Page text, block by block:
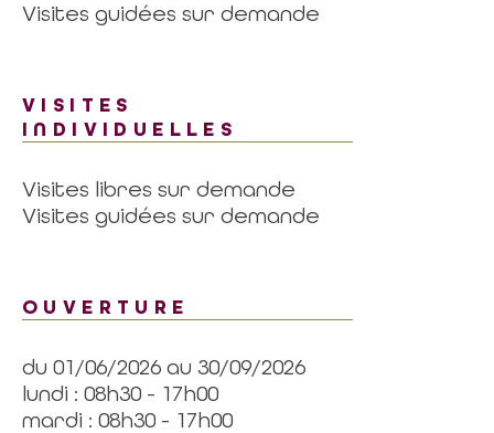
Visites guidées sur demande
VISITES
INDIVIDUELLES
Visites libres sur demande
Visites guidées sur demande
OUVERTURE
du 01/06/2026 au 30/09/2026
lundi : 08h30 - 17h00
mardi : 08h30 - 17h00